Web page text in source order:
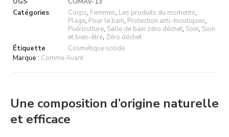
Catégories
Corps, Femmes, Les produits du moments,
Plage, Pour le bain, Protection anti-moutiques,
Puériculture, Salle de bain zéro déchet, Soin, Soin
et bien-être, Zéro déchet
Étiquette
Cosmétique solide
Marque : Comme Avant
Une composition d’origine naturelle
et efficace